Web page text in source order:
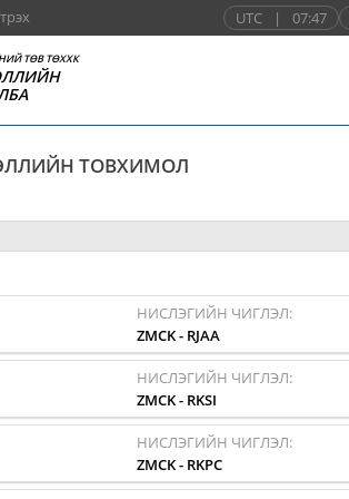
UTC | 07:47
ТӨВ ТӨХХК
ТОВХИМОЛ
НИСЛЭГИЙН ЧИГЛЭЛ:
ZMCK- RJAA
НИСЛЭГИЙН ЧИГЛЭЛ:
ZMCK- RKSI
НИСЛЭГИЙН ЧИГЛЭЛ:
ZMCK- RKPC